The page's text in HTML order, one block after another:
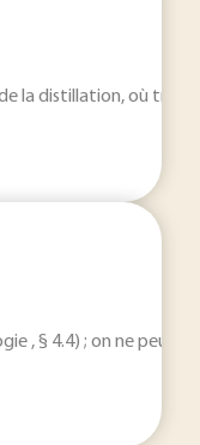
la distillation, où
, § 4.4) ; on ne peut